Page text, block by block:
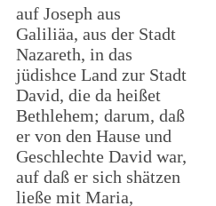
auf Joseph aus
Galiliäa, aus der Stadt
Nazareth, in das
jüdishce Land zur Stadt
David, die da heißet
Bethlehem; darum, daß
er von den Hause und
Geschlechte David war,
auf daß er sich shätzen
ließe mit Maria,